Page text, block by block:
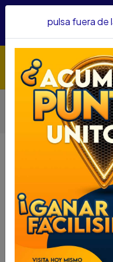
Inicio
Otras
COPA SATA
COPA SATA
DESCRIPCIÓN
COPA SATA
SKU...45840027
pulsa fuera de